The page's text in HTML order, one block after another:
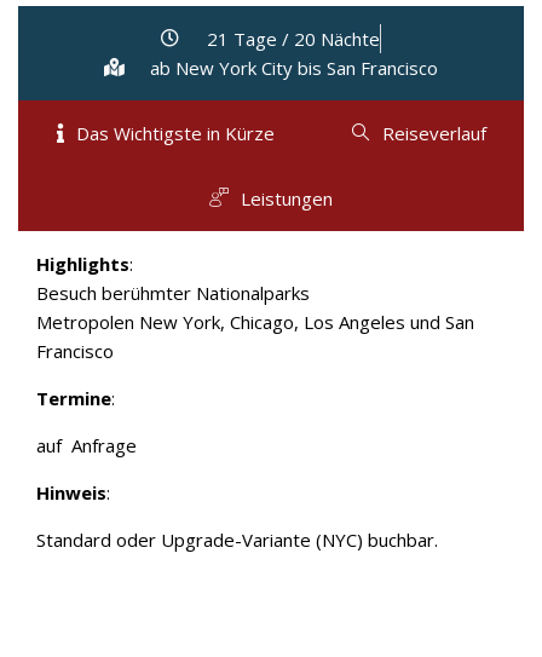
21 Tage / 20 Nächte
ab New York City bis San Francisco
Das Wichtigste in Kürze Reiseverlauf
Leistungen
Highlights:
Besuch berühmter Nationalparks
Metropolen New York, Chicago, Los Angeles und San
Francisco
Termine:
auf Anfrage
Hinweis:
Standard oder Upgrade-Variante (NYC) buchbar.